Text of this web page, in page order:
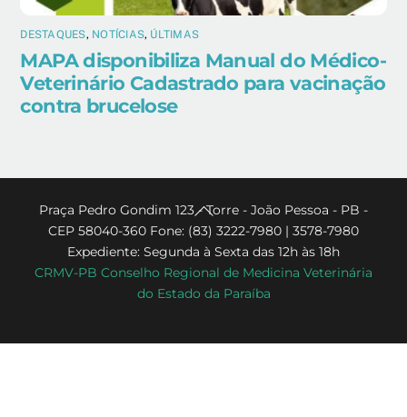
DESTAQUES, NOTÍCIAS, ÚLTIMAS
MAPA disponibiliza Manual do Médico-
Veterinário Cadastrado para vacinação
contra brucelose
Back
To
Top
Praça Pedro Gondim 123 - Torre - João Pessoa - PB -
CEP 58040-360 Fone: (83) 3222-7980 | 3578-7980
Expediente: Segunda à Sexta das 12h às 18h
CRMV-PB Conselho Regional de Medicina Veterinária
do Estado da Paraíba